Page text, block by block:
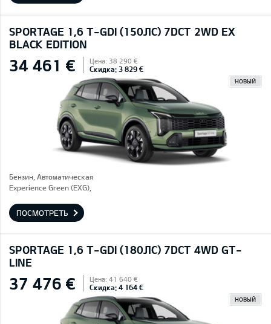
SPORTAGE 1,6 T-GDI (150ЛС) 7DCT 2WD EX
BLACK EDITION
34 461 € Цена: 38 290 €
Скидка: 3 829 €
НОВЫЙ
Бензин, Автоматическая
Experience Green (EXG),
ПОСМОТРЕТЬ
SPORTAGE 1,6 T-GDI (180ЛС) 7DCT 4WD GT-
LINE
37 476 € Цена: 41 640 €
Скидка: 4 164 €
НОВЫЙ